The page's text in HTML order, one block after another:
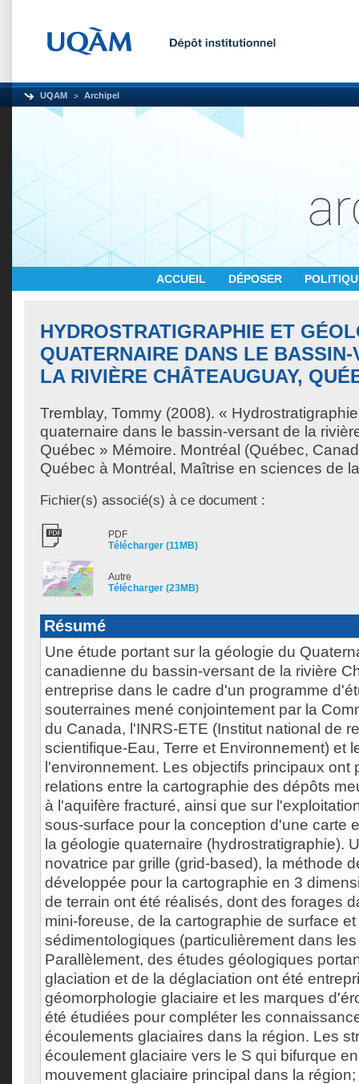
UQAM Archipel
ACCUEIL DÉPOSER
HYDROSTRATIGRAPHIE ET
QUATERNAIRE DANS LE BASSIN-
LA RIVIÈRE CHÂTEAUGUAY,
Tremblay, Tommy (2008). «
quaternaire dans le bassin-versant de la
Québec » Mémoire. Montréal (Québec,
Québec à Montréal, Maîtrise en sciences de
Fichier(s) associé(s) à ce document :
PDF
Télécharger (11MB)
Autre
Télécharger (23MB)
Résumé
Une étude portant sur la géologie du
canadienne du bassin-versant de la rivière
entreprise dans le cadre d'un programme
souterraines mené conjointement par la
du Canada, l'INRS-ETE (Institut national de
scientifique-Eau, Terre et Environnement) et
l'environnement. Les objectifs principaux ont
relations entre la cartographie des dépôts
à l'aquifère fracturé, ainsi que sur
sous-surface pour la conception d'une carte
la géologie quaternaire (hydrostratigraphie).
novatrice par grille (grid-based), la méthode
développée pour la cartographie en 3
de terrain ont été réalisés, dont des forages
mini-foreuse, de la cartographie de surface
sédimentologiques (particulièrement dans
Parallèlement, des études géologiques
glaciation et de la déglaciation ont été
géomorphologie glaciaire et les marques
été étudiées pour compléter les
écoulements glaciaires dans la région. Les
écoulement glaciaire vers le S qui bifurque
mouvement glaciaire principal dans la